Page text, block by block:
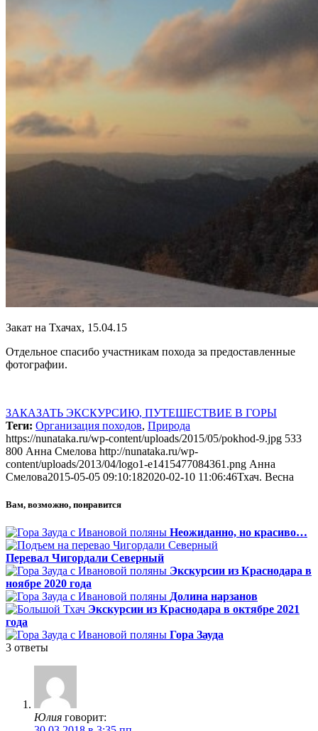
Закат на Тхачах, 15.04.15
Отдельное спасибо участникам похода за предоставленные
фотографии.
ЗАКАЗАТЬ ЭКСКУРСИЮ, ПУТЕШЕСТВИЕ В ГОРЫ
Теги: Организация походов, Природа
https://nunataka.ru/wp-content/uploads/2015/05/pokhod-9.jpg 533
800 Анна Смелова http://nunataka.ru/wp-
content/uploads/2013/04/logo1-e1415477084361.png Анна
Смелова2015-05-05 09:10:182020-02-10 11:06:46Тхач. Весна
Вам, возможно, понравится
Неожиданно, но красиво…
Перевал Чигордали Северный
Экскурсии из Краснодара в
ноябре 2020 года
Долина нарзанов
Экскурсии из Краснодара в октябре 2021
года
Гора Зауда
3 ответы
Юлия говорит: